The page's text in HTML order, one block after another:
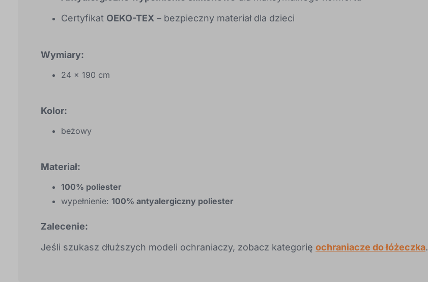
Certyfikat OEKO-TEX – bezpieczny materiał dla dzieci
Wymiary:
24 × 190 cm
Kolor:
beżowy
Materiał:
100% poliester
wypełnienie: 100% antyalergiczny poliester
Zalecenie:
Jeśli szukasz dłuższych modeli ochraniaczy, zobacz kategorię ochraniacze do łóżeczka.